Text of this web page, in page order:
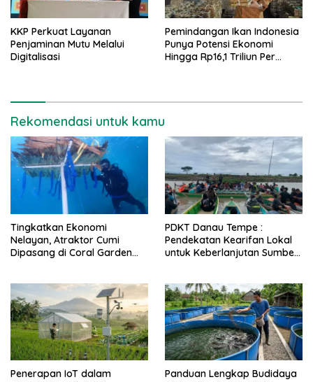
KKP Perkuat Layanan
Penjaminan Mutu Melalui
Digitalisasi
Pemindangan Ikan Indonesia
Punya Potensi Ekonomi
Hingga Rp16,1 Triliun Per
Rekomendasi untuk kamu
Tingkatkan Ekonomi
Nelayan, Atraktor Cumi
Dipasang di Coral Garden
PDKT Danau Tempe :
Pendekatan Kearifan Lokal
untuk Keberlanjutan Sumber
Penerapan IoT dalam
Panduan Lengkap Budidaya